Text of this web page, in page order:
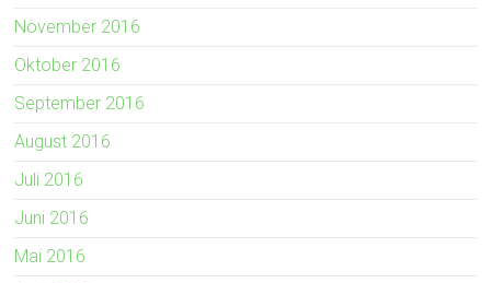
November 2016
Oktober 2016
September 2016
August 2016
Juli 2016
Juni 2016
Mai 2016